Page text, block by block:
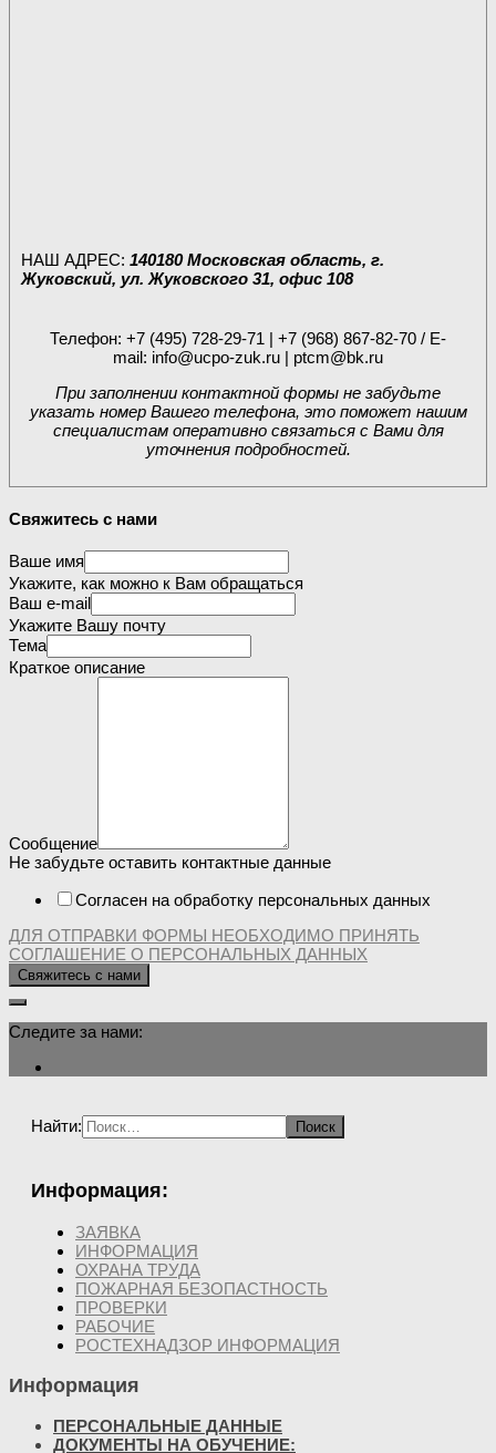
НАШ АДРЕС: 140180 Московская область, г.
Жуковский, ул. Жуковского 31, офис 108
Телефон: +7 (495) 728-29-71 | +7 (968) 867-82-70 / E-
mail: info@ucpo-zuk.ru | ptcm@bk.ru
При заполнении контактной формы не забудьте
указать номер Вашего телефона, это поможет нашим
специалистам оперативно связаться с Вами для
уточнения подробностей.
Свяжитесь с нами
Ваше имя
Укажите, как можно к Вам обращаться
Ваш e-mail
Укажите Вашу почту
Тема
Краткое описание
Сообщение
Не забудьте оставить контактные данные
Согласен на обработку персональных данных
ДЛЯ ОТПРАВКИ ФОРМЫ НЕОБХОДИМО ПРИНЯТЬ
СОГЛАШЕНИЕ О ПЕРСОНАЛЬНЫХ ДАННЫХ
Свяжитесь с нами
Следите за нами:
Найти:
Информация:
ЗАЯВКА
ИНФОРМАЦИЯ
ОХРАНА ТРУДА
ПОЖАРНАЯ БЕЗОПАСТНОСТЬ
ПРОВЕРКИ
РАБОЧИЕ
РОСТЕХНАДЗОР ИНФОРМАЦИЯ
Информация
ПЕРСОНАЛЬНЫЕ ДАННЫЕ
ДОКУМЕНТЫ НА ОБУЧЕНИЕ: